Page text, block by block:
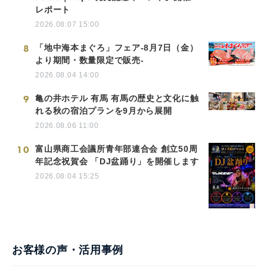
レポート
2026.08.07 15:00
8
「地中海本まぐろ」フェア-8月7日（金）
より期間・数量限定で販売-
2026.08.04 14:00
9
亀の井ホテル 有馬 有馬の歴史と文化に触
れる秋の宿泊プランを9月から展開
2026.08.06 11:00
10
富山県商工会議所青年部連合会 創立50周
年記念祝賀会 「DJ盆踊り」を開催します
2026.08.04 15:25
お客様の声・活用事例